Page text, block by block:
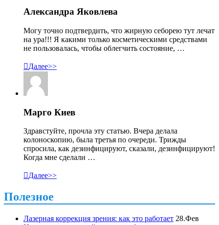
Александра Яковлева
Могу точно подтвердить, что жирную себорею тут лечат
на ура!!! Я какими только косметическими средствами
не пользовалась, чтобы облегчить состояние, …
Далее>>
Марго Киев
Здравстуйте, прочла эту статью. Вчера делала
колоноскопию, была третья по очереди. Трижды
спросила, как дезинфицируют, сказали, дезинфицируют!
Когда мне сделали …
Далее>>
Полезное
Лазерная коррекция зрения: как это работает 28.Фев